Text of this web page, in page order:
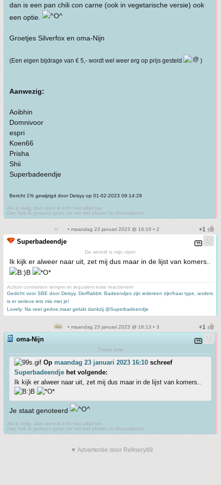
dan is een pan chili con carne (ook in vegetarische versie) ook
een optie.
Groetjes Silverfox en oma-Nijn
(Een eigen bijdrage van € 5,- wordt wel weer erg op prijs gesteld )
Aanwezig:
Aoibhin
Domnivoor
espri
Koen66
Prisha
Shii
Superbadeendje
Bericht 1% gewijzigd door Deisyy op 01-02-2023 09:14:29
Als ik zwijg, dan stem ik echt niet altijd toe.
Dan heb ik gewoon geen zin om met idioten te discussiëren!
• maandag 23 januari 2023 @ 16:10 • 2
Superbadeendje
De wereld is mijn vijver
Ik kijk er alweer naar uit, zet mij dus maar in de lijst van komers..
Actioni contrariam semper et æqualem esse reactionem
Gedicht voor SBE door Deisyy, DerRabbit: Badeendjes zijn iedereen zijn/haar type, anders
is er serieus iets mis met je!
Lovely: Na veel gedoe,maar gelukt dankzij @Superbadeendje
• maandag 23 januari 2023 @ 16:13 • 3
oma-Nijn
Trotse oma
Op maandag 23 januari 2023 16:10 schreef
Superbadeendje het volgende:
Ik kijk er alweer naar uit, zet mij dus maar in de lijst van komers..
Je staat genoteerd
Als ik zwijg, dan stem ik echt niet altijd toe.
Dan heb ik gewoon geen zin om met idioten te discussiëren!
▼ Advertentie door Refinery89